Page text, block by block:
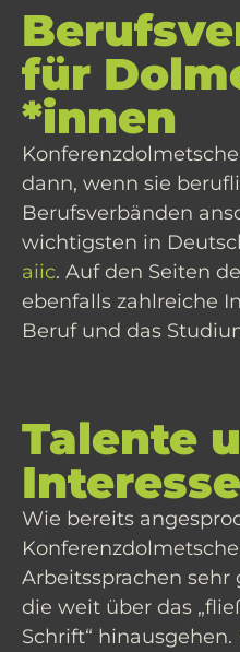
für
*innen
dann, wenn sie
Berufsverbänden
wichtigsten in
aiic. Auf den Seiten
ebenfalls zahlreiche
Beruf und das
Talente
Wie bereits
Arbeitssprachen sehr
die weit über das
Schrift“